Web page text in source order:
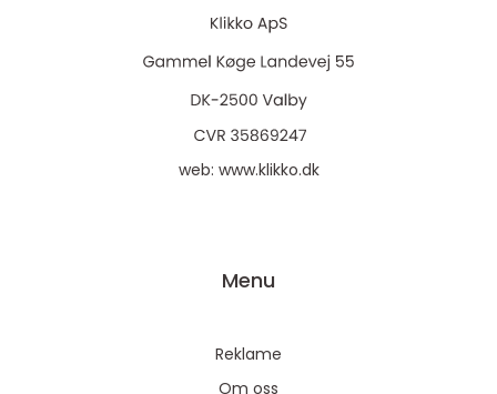
web: www.klikko.dk
Menu
Reklame
Om oss